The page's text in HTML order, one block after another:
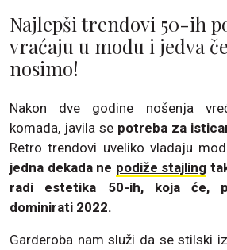
Najlepši trendovi 50-ih
vraćaju u modu i jedva
nosimo!
Nakon dve godine nošenja
komada, javila se potreba za
Retro trendovi uveliko vladaju
jedna dekada ne podiže stajling
radi estetika 50-ih, koja će,
dominirati 2022.
Garderoba nam služi da se stilski